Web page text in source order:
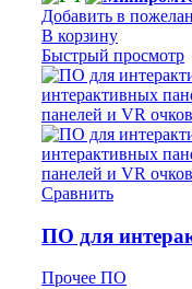
Добавить в
В корзину
Быстрый просмотр
Сравнить
ПО для
Прочее ПО